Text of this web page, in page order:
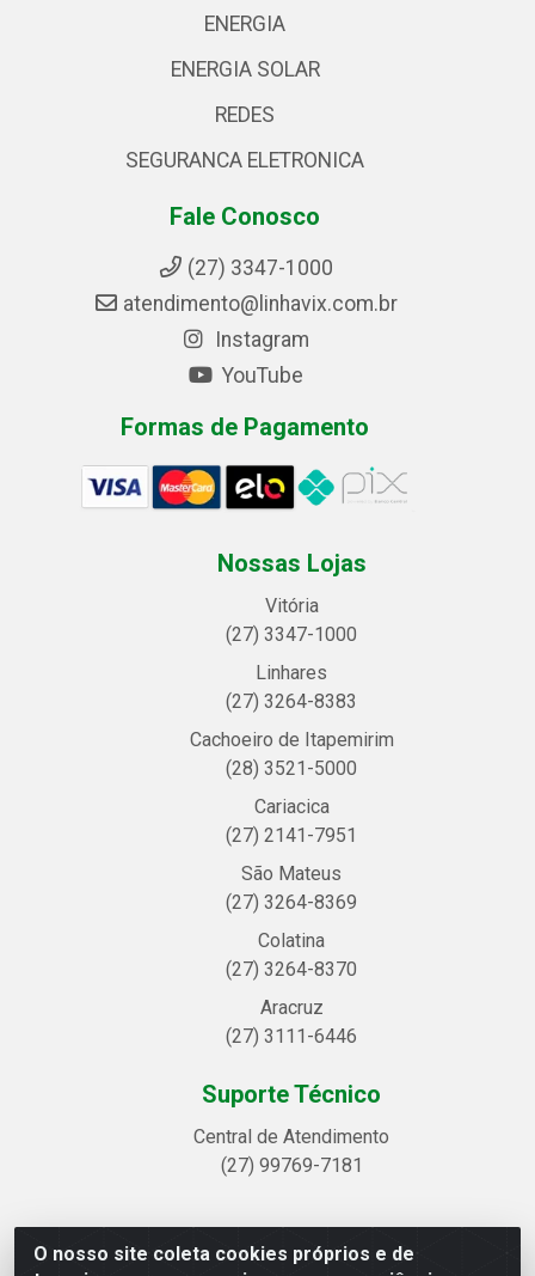
O nosso site coleta cookies próprios e de
ENERGIA
ENERGIA SOLAR
REDES
SEGURANCA ELETRONICA
Fale Conosco
(27) 3347-1000
atendimento@linhavix.com.br
Instagram
YouTube
Formas de Pagamento
Nossas Lojas
Vitória
(27) 3347-1000
Linhares
(27) 3264-8383
Cachoeiro de Itapemirim
(28) 3521-5000
Cariacica
(27) 2141-7951
São Mateus
(27) 3264-8369
Colatina
(27) 3264-8370
Aracruz
(27) 3111-6446
Suporte Técnico
Central de Atendimento
(27) 99769-7181
Linhavix Distribuidora LTDA - Avenida Alegre, 2521 -